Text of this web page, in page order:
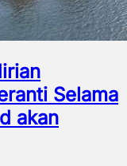
Selama
akan